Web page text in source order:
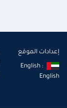
إعدادات الموقع
English :
English